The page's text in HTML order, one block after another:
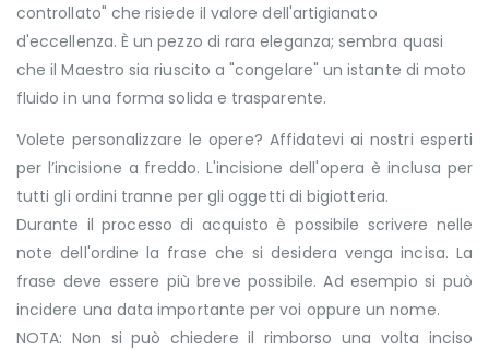
controllato" che risiede il valore dell'artigianato
d'eccellenza. È un pezzo di rara eleganza; sembra quasi
che il Maestro sia riuscito a "congelare" un istante di moto
fluido in una forma solida e trasparente.
Volete personalizzare le opere? Affidatevi ai nostri esperti
per l’incisione a freddo. L'incisione dell'opera è inclusa per
tutti gli ordini tranne per gli oggetti di bigiotteria.
Durante il processo di acquisto è possibile scrivere nelle
note dell'ordine la frase che si desidera venga incisa. La
frase deve essere più breve possibile. Ad esempio si può
incidere una data importante per voi oppure un nome.
NOTA: Non si può chiedere il rimborso una volta inciso